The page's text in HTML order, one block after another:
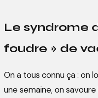
Le syndrome
foudre » de
On a tous connu ça : on
une semaine, on